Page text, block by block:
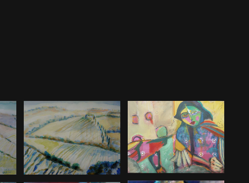
Weinberg 1 Spielerei 1